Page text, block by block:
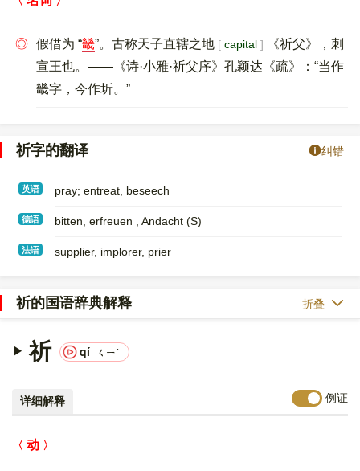
◎ 假借为 “畿”。古称天子直辖之地 capital
《祈父》，刺
宣王也。——《诗·小雅·祈父序》孔颖达《疏》：“当作
畿字，今作圻。”
祈字的翻译 纠错
英语 pray; entreat, beseech
德语 bitten, erfreuen , Andacht (S)
法语 supplier, implorer, prier
祈的国语辞典解释 折叠
祈 qí ㄑㄧˊ
详细解释 例证
动